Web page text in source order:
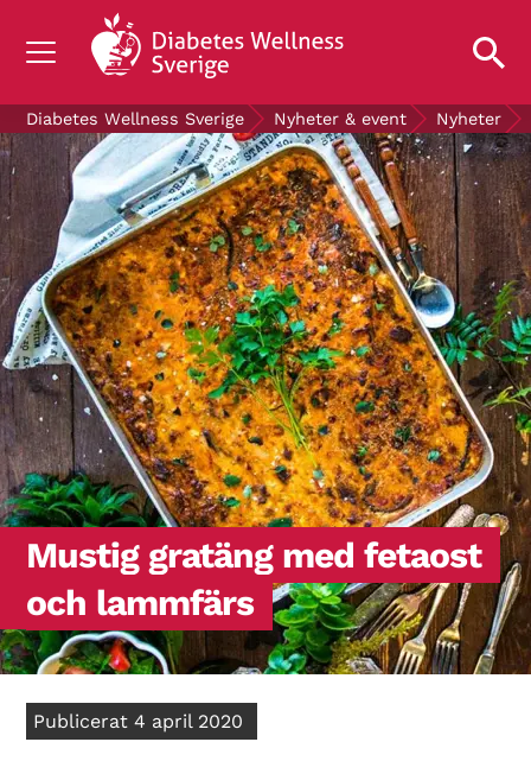
OM DIABETES
STÖD OSS
FORSKNING
NYHETER & EVENT
OM OSS
GRATIS DIABETESPRODUKTER
Blodsockerkollen
Diabetes Wellness Sverige Nyheter & event Nyheter
Mustig gratäng med fetaost
och lammfärs
Publicerat 4 april 2020